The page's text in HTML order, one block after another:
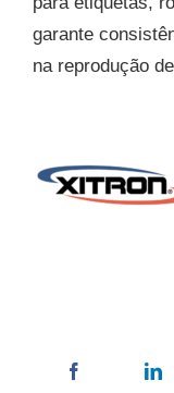
garante
na reprodução